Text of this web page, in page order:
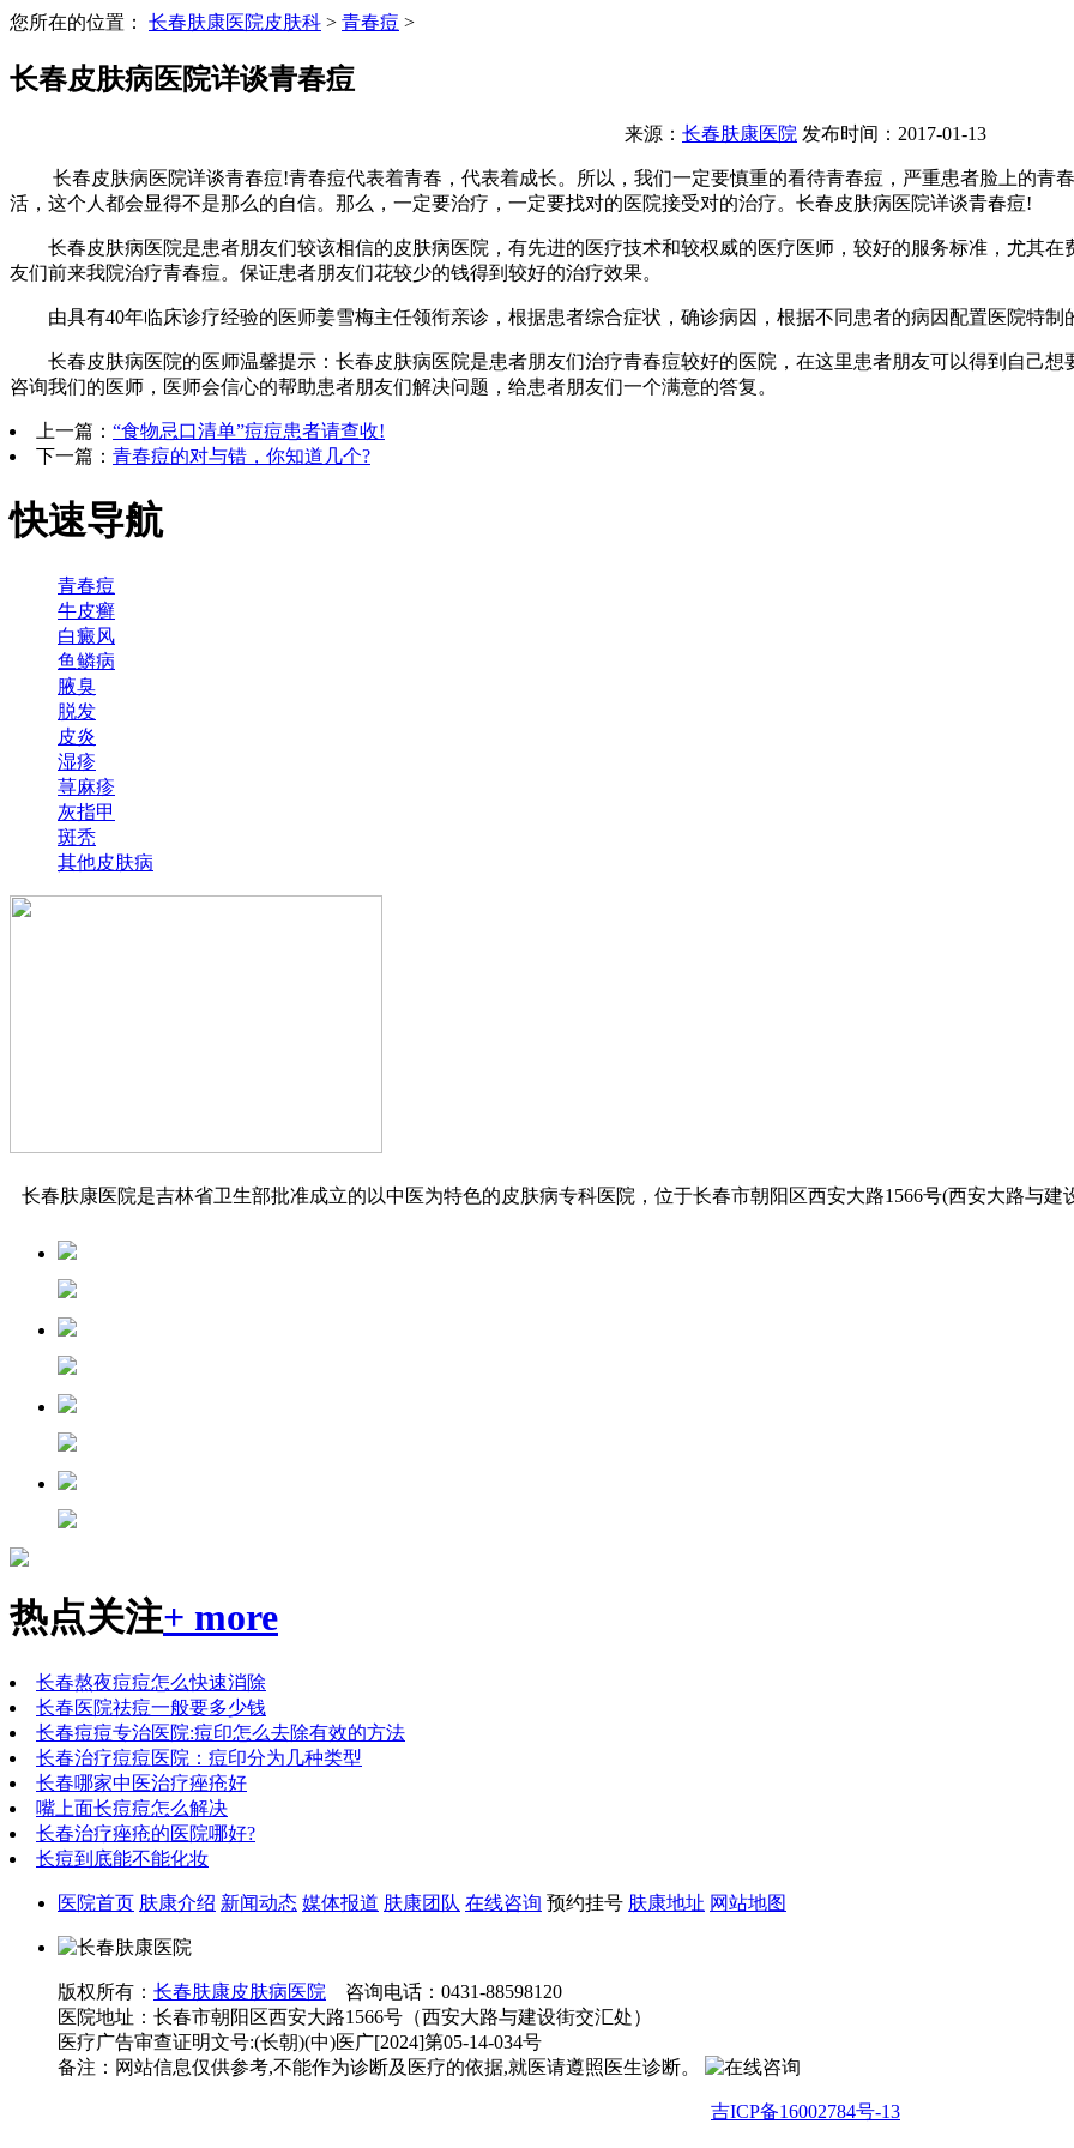
您所在的位置： 长春肤康医院皮肤科 > 青春痘 >
长春皮肤病医院详谈青春痘
来源： 长春肤康医院 发布时间：2017-01-13
长春皮肤病医院详谈青春痘!青春痘代表着青春，代表着成长。所以，我们一定要慎重的看待青春痘，严重患者脸上的青
活，这个人都会显得不是那么的自信。那么，一定要治疗，一定要找对的医院接受对的治疗。长春皮肤病医院详谈青春痘!
长春皮肤病医院是患者朋友们较该相信的皮肤病医院，有先进的医疗技术和较权威的医疗医师，较好的服务标准，尤其在
友们前来我院治疗青春痘。保证患者朋友们花较少的钱得到较好的治疗效果。
由具有40年临床诊疗经验的医师姜雪梅主任领衔亲诊，根据患者综合症状，确诊病因，根据不同患者的病因配置医院特制
长春皮肤病医院的医师温馨提示：长春皮肤病医院是患者朋友们治疗青春痘较好的医院，在这里患者朋友可以得到自己想
咨询我们的医师，医师会信心的帮助患者朋友们解决问题，给患者朋友们一个满意的答复。
上一篇： “食物忌口清单”痘痘患者请查收!
下一篇： 青春痘的对与错，你知道几个?
快速导航
青春痘
牛皮癣
白癜风
鱼鳞病
腋臭
脱发
皮炎
湿疹
荨麻疹
灰指甲
斑秃
其他皮肤病
长春肤康医院是吉林省卫生部批准成立的以中医为特色的皮肤病专科医院，位于长春市朝阳区西安大路1566号(西安大路与建
热点关注+ more
长春熬夜痘痘怎么快速消除
长春医院祛痘一般要多少钱
长春痘痘专治医院:痘印怎么去除有效的方法
长春治疗痘痘医院：痘印分为几种类型
长春哪家中医治疗痤疮好
嘴上面长痘痘怎么解决
长春治疗痤疮的医院哪好?
长痘到底能不能化妆
医院首页 肤康介绍 新闻动态 媒体报道 肤康团队 在线咨询 预约挂号 肤康地址 网站地图
版权所有： 长春肤康皮肤病医院 咨询电话：0431-88598120
医院地址：长春市朝阳区西安大路1566号（西安大路与建设街交汇处）
医疗广告审查证明文号:(长朝)(中)医广[2024]第05-14-034号
备注：网站信息仅供参考,不能作为诊断及医疗的依据,就医请遵照医生诊断。
吉ICP备16002784号-13